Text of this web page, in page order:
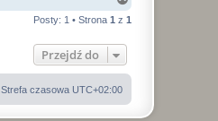
g
Posty: 1 • Strona 1 z 1
Przejdź do
Strefa czasowa UTC+02:00